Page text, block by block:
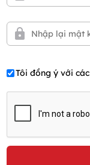
Tôi đồng ý với các